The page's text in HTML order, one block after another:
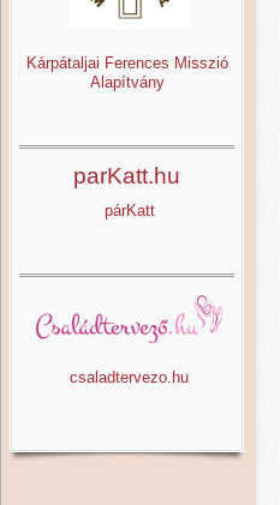
Kárpátaljai Ferences Misszió
Alapítvány
parKatt.hu
párKatt
csaladtervezo.hu